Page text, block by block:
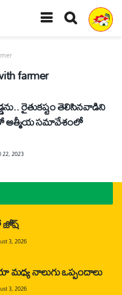
farmer
రైతుకష్టం తెలిసినవాడిని
ఆత్మీయ సమావేశంలో
22, 2023
జోష్
3, 2026
మధ్య నాలుగు ఒప్పందాలు
3, 2026